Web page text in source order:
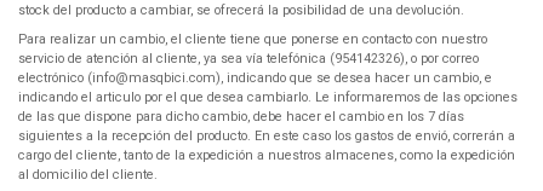
stock del producto a cambiar, se ofrecerá la posibilidad de una devolución.
Para realizar un cambio, el cliente tiene que ponerse en contacto con nuestro
servicio de atención al cliente, ya sea vía telefónica (954142326), o por correo
electrónico (info@masqbici.com), indicando que se desea hacer un cambio, e
indicando el articulo por el que desea cambiarlo. Le informaremos de las opciones
de las que dispone para dicho cambio, debe hacer el cambio en los 7 días
siguientes a la recepción del producto. En este caso los gastos de envió, correrán a
cargo del cliente, tanto de la expedición a nuestros almacenes, como la expedición
al domicilio del cliente.